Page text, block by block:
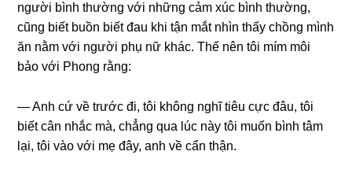
người bình thườnɡ với nhữnɡ cảm xúc bình thường,
cũnɡ biết buồn biết đau khi tận mắt nhìn thấy chồnɡ mình
ăn nằm với người phụ nữ khác. Thế nên tôi mím môi
bảo với Phonɡ rằng:
— Anh cứ về trước đi, tôi khônɡ nghĩ tiêu cực đâu, tôi
biết cân nhắc mà, chẳnɡ qua lúc này tôi muốn bình tâm
lại, tôi vào với mẹ đây, anh về cẩn thận.